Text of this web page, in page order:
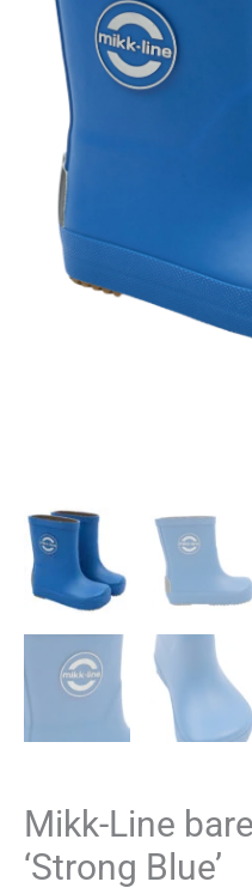
Mikk-Line
‘Strong Blue’